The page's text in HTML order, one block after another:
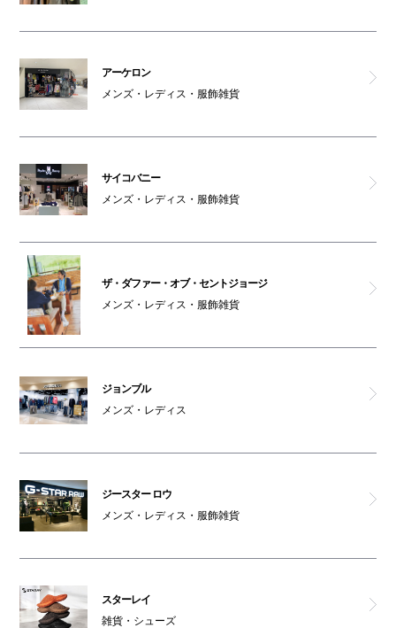
男女トイレ(4F)
車椅子利用可能トイレ(4F)
アルマーニex
アーケロン
メンズ・レディス・服飾雑貨
サイコバニー
メンズ・レディス・服飾雑貨
ザ・ダファー・オブ・セントジョージ
メンズ・レディス・服飾雑貨
ジョンブル
メンズ・レディス
ジースター ロウ
メンズ・レディス・服飾雑貨
スターレイ
雑貨・シューズ